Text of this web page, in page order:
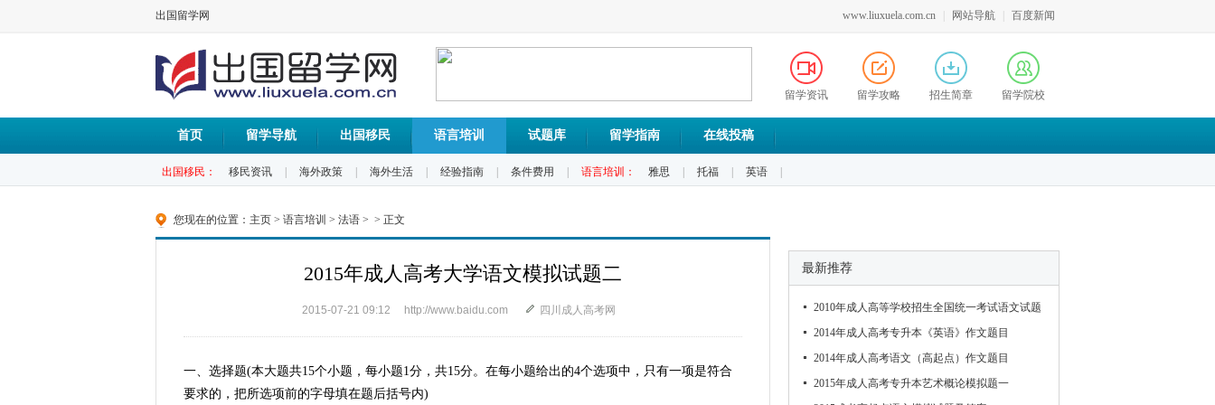
出国留学网 www.liuxuela.com.cn 网站导航 百度新闻
留学资讯 留学攻略 招生简章 留学院校
首页 留学导航 出国移民 语言培训 试题库 留学指南 在线投稿
出国移民： 移民资讯 海外政策 海外生活 经验指南 条件费用 语言培训： 雅思 托福 英语
您现在的位置： 主页 > 语言培训 > 法语 > > 正文
2015年成人高考大学语文模拟试题二
2015-07-21 09:12 http://www.baidu.com 四川成人高考网
一、选择题(本大题共15个小题，每小题1分，共15分。在每小题给出的4个选项中，只有一项是符合
要求的，把所选项前的字母填在题后括号内)
最新推荐
2010年成人高等学校招生全国统一考试语文试题
2014年成人高考专升本《英语》作文题目
2014年成人高考语文（高起点）作文题目
2015年成人高考专升本艺术概论模拟题一